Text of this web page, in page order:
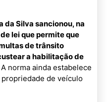
da Silva sancionou, na
lei que permite que
de trânsito
a habilitação de
A norma ainda estabelece
de veículo